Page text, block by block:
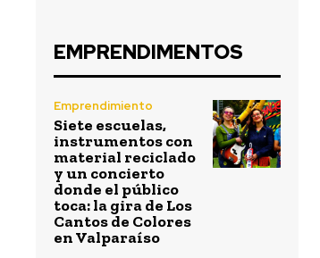
EMPRENDIMENTOS
Emprendimiento
Siete escuelas,
instrumentos con
material reciclado
y un concierto
donde el público
toca: la gira de Los
Cantos de Colores
en Valparaíso